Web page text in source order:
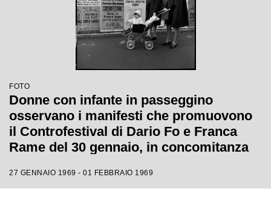
FOTO
Donne con infante in passeggino
osservano i manifesti che promuovono
il Controfestival di Dario Fo e Franca
Rame del 30 gennaio, in concomitanza
27 GENNAIO 1969 - 01 FEBBRAIO 1969